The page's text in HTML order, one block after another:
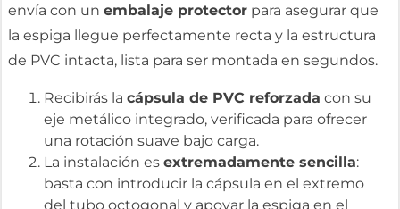
envía con unembalaje protector para asegurar que
la espiga llegue perfectamente recta y la estructura
de PVC intacta, lista para ser montada en segundos.
Recibirás lacápsula de PVC reforzada con su
eje metálico integrado, verificada para ofrecer
una rotación suave bajo carga.
La instalación esextremadamente sencilla:
basta con introducir la cápsula en el extremo
del tubo octogonal y apoyar la espiga en el